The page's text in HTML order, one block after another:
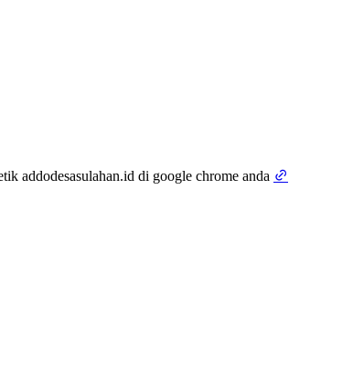
addodesasulahan.id di google chrome anda